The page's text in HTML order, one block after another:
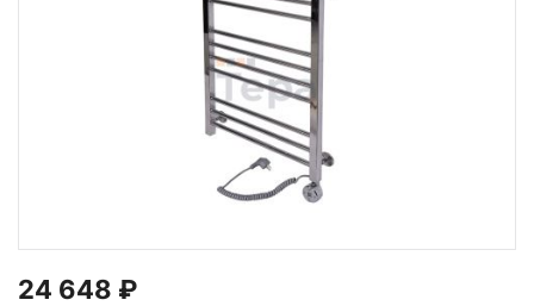
24 648 ₽